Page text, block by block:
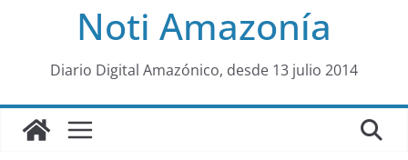
al
Noti Amazonía
Diario Digital Amazónico, desde 13 julio 2014